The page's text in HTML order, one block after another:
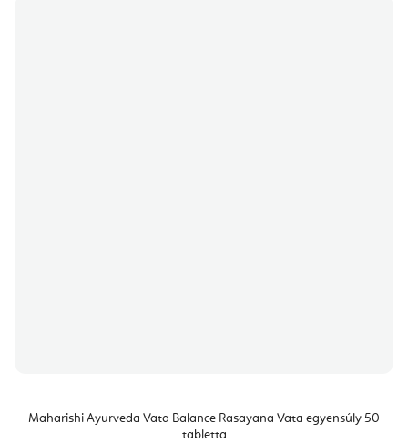
Maharishi Ayurveda Vata Balance Rasayana Vata egyensúly 50
tabletta